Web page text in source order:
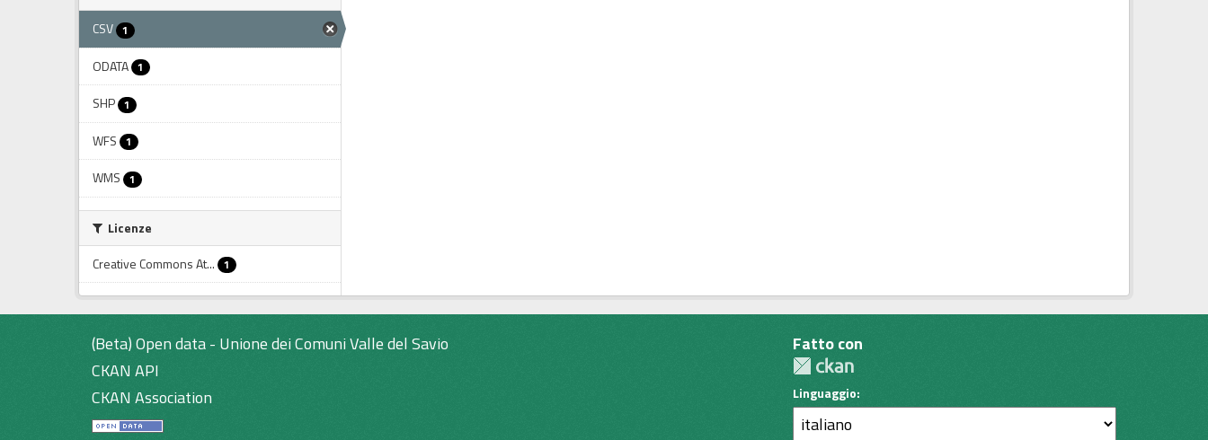
CSV 1
ODATA 1
SHP 1
WFS 1
WMS 1
Licenze
Creative Commons At... 1
(Beta) Open data - Unione dei Comuni Valle del Savio
CKAN API
CKAN Association
Fatto con
Linguaggio